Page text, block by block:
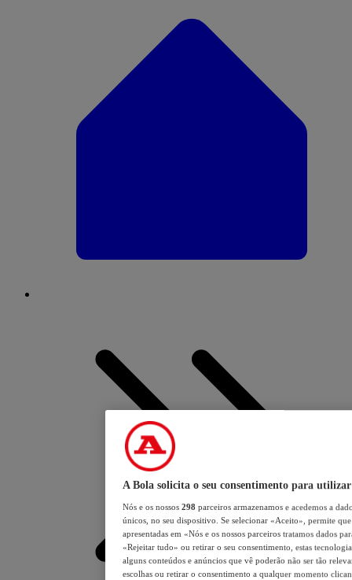
A Bola solicita o seu consentimento para utilizar
Nós e os nossos 298 parceiros armazenamos e acedemos a
únicos, no seu dispositivo. Se selecionar «Aceito», permite
apresentadas em «Nós e os nossos parceiros tratamos dados
«Rejeitar tudo» ou retirar o seu consentimento, estas
alguns conteúdos e anúncios que vê poderão não ser tão
escolhas ou retirar o consentimento a qualquer momento